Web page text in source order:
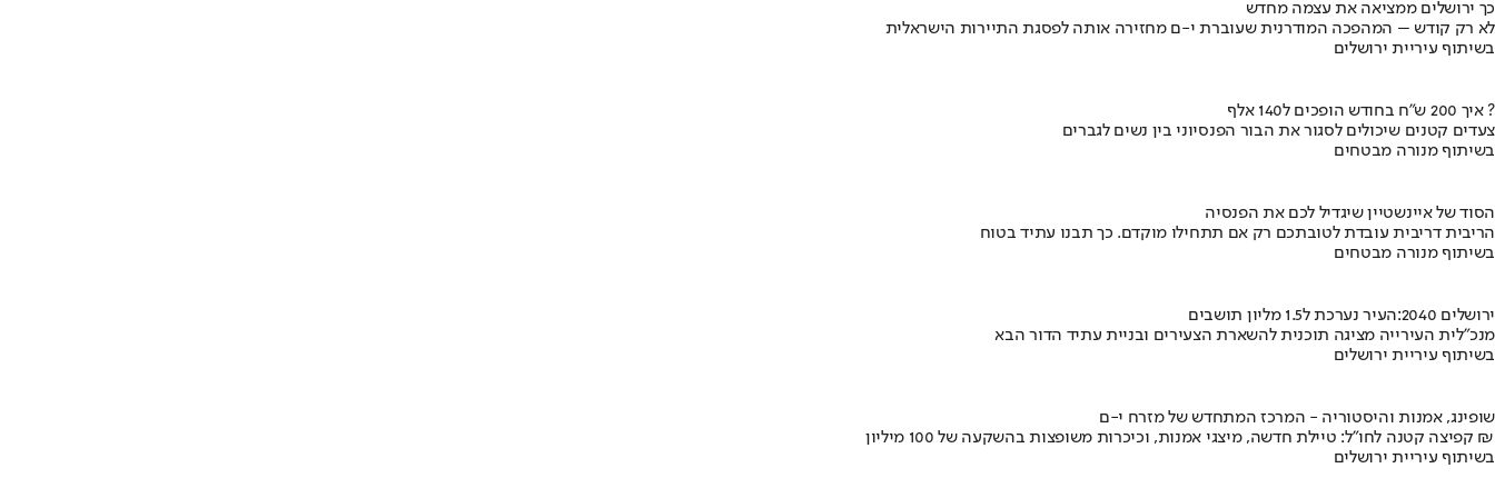
כך ירושלים ממציאה את עצמה מחדש
לא רק קודש – המהפכה המודרנית שעוברת י-ם מחזירה אותה לפסגת התיירות הישראלית
בשיתוף עיריית ירושלים
איך 200 ש"ח בחודש הופכים ל140 אלף ?
צעדים קטנים שיכולים לסגור את הבור הפנסיוני בין נשים לגברים
בשיתוף מנורה מבטחים
הסוד של איינשטיין שיגדיל לכם את הפנסיה
הריבית דריבית עובדת לטובתכם רק אם תתחילו מוקדם. כך תבנו עתיד בטוח
בשיתוף מנורה מבטחים
ירושלים 2040:העיר נערכת ל1.5 מליון תושבים
מנכ"לית העירייה מציגה תוכנית להשארת הצעירים ובניית עתיד הדור הבא
בשיתוף עיריית ירושלים
שופינג, אמנות והיסטוריה - המרכז המתחדש של מזרח י-ם
קפיצה קטנה לחו"ל: טיילת חדשה, מיצגי אמנות, וכיכרות משופצות בהשקעה של 100 מיליון ₪
בשיתוף עיריית ירושלים